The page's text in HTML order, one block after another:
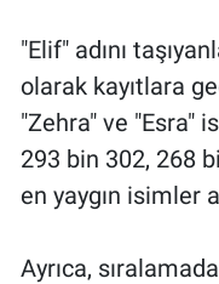
"Elif" adını
olarak kayıtlara
"Zehra" ve "Esra"
293 bin 302, 268
en yaygın isimler
Ayrıca,